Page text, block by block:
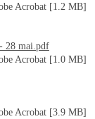
Acrobat [1.2 MB]
28 mai.pdf
Acrobat [1.0 MB]
Acrobat [3.9 MB]